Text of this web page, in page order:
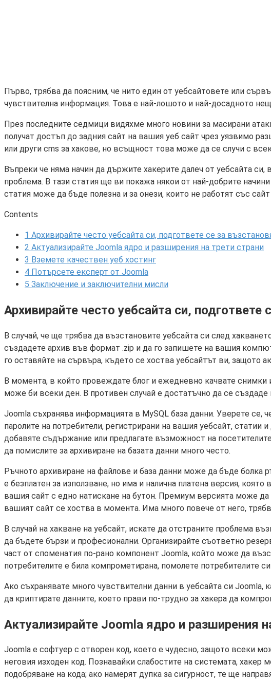
Първо, трябва да поясним, че нито един от уебсайтовете или
чувствителна информация. Това е най-лошото и най-досадното
През последните седмици видяхме много новини за масирани
получат достъп до задния сайт на вашия уеб сайт чрез уязвимо
или други cms за хакове, но всъщност това може да се случи с
Въпреки че няма начин да държите хакерите далеч от уебсайта
проблема. В тази статия ще ви покажа някои от най-добрите
статия може да бъде полезна и за онези, които не работят със
Contents
1 Архивирайте често уебсайта си, подгответе се за
2 Актуализирайте Joomla ядро ​​и разширения на трети страни
3 Вземете качествен уеб хостинг
4 Потърсете експерт от Joomla
5 Заключение и заключителни мисли
Архивирайте често уебсайта си, подгответе
В случай, че ще трябва да възстановите уебсайта си след
създадете архив във формат .zip и да го запишете на вашия
го оставяйте на сървъра, където се хоства уебсайтът ви, защото
В момента, в който провеждате блог и ежедневно качвате
може би всеки ден. В противен случай е достатъчно да се
Joomla съхранява информацията в MySQL база данни. Уверете се,
паролите на потребители, регистрирани на вашия уебсайт,
добавяте съдържание или предлагате възможност на
да помислите за архивиране на базата данни много често.
Ръчното архивиране на файлове и база данни може да бъде болка
е безплатен за използване, но има и налична платена версия,
вашия сайт с едно натискане на бутон. Премиум версията може
вашият сайт се хоства в момента. Има много повече от него,
В случай на хакване на уебсайт, искате да отстраните проблема
да бъдете бързи и професионални. Организирайте съответно
част от споменатия по-рано компонент Joomla, който може да
потребителите е била компрометирана, помолете потребителите
Ако съхранявате много чувствителни данни в уебсайта си
да криптирате данните, което прави по-трудно за хакера да
Актуализирайте Joomla ядро ​​и разширения
Joomla е софтуер с отворен код, което е чудесно, защото всеки
неговия изходен код. Познавайки слабостите на системата,
подобряване на кода; ако намерят дупка за сигурност, те ще